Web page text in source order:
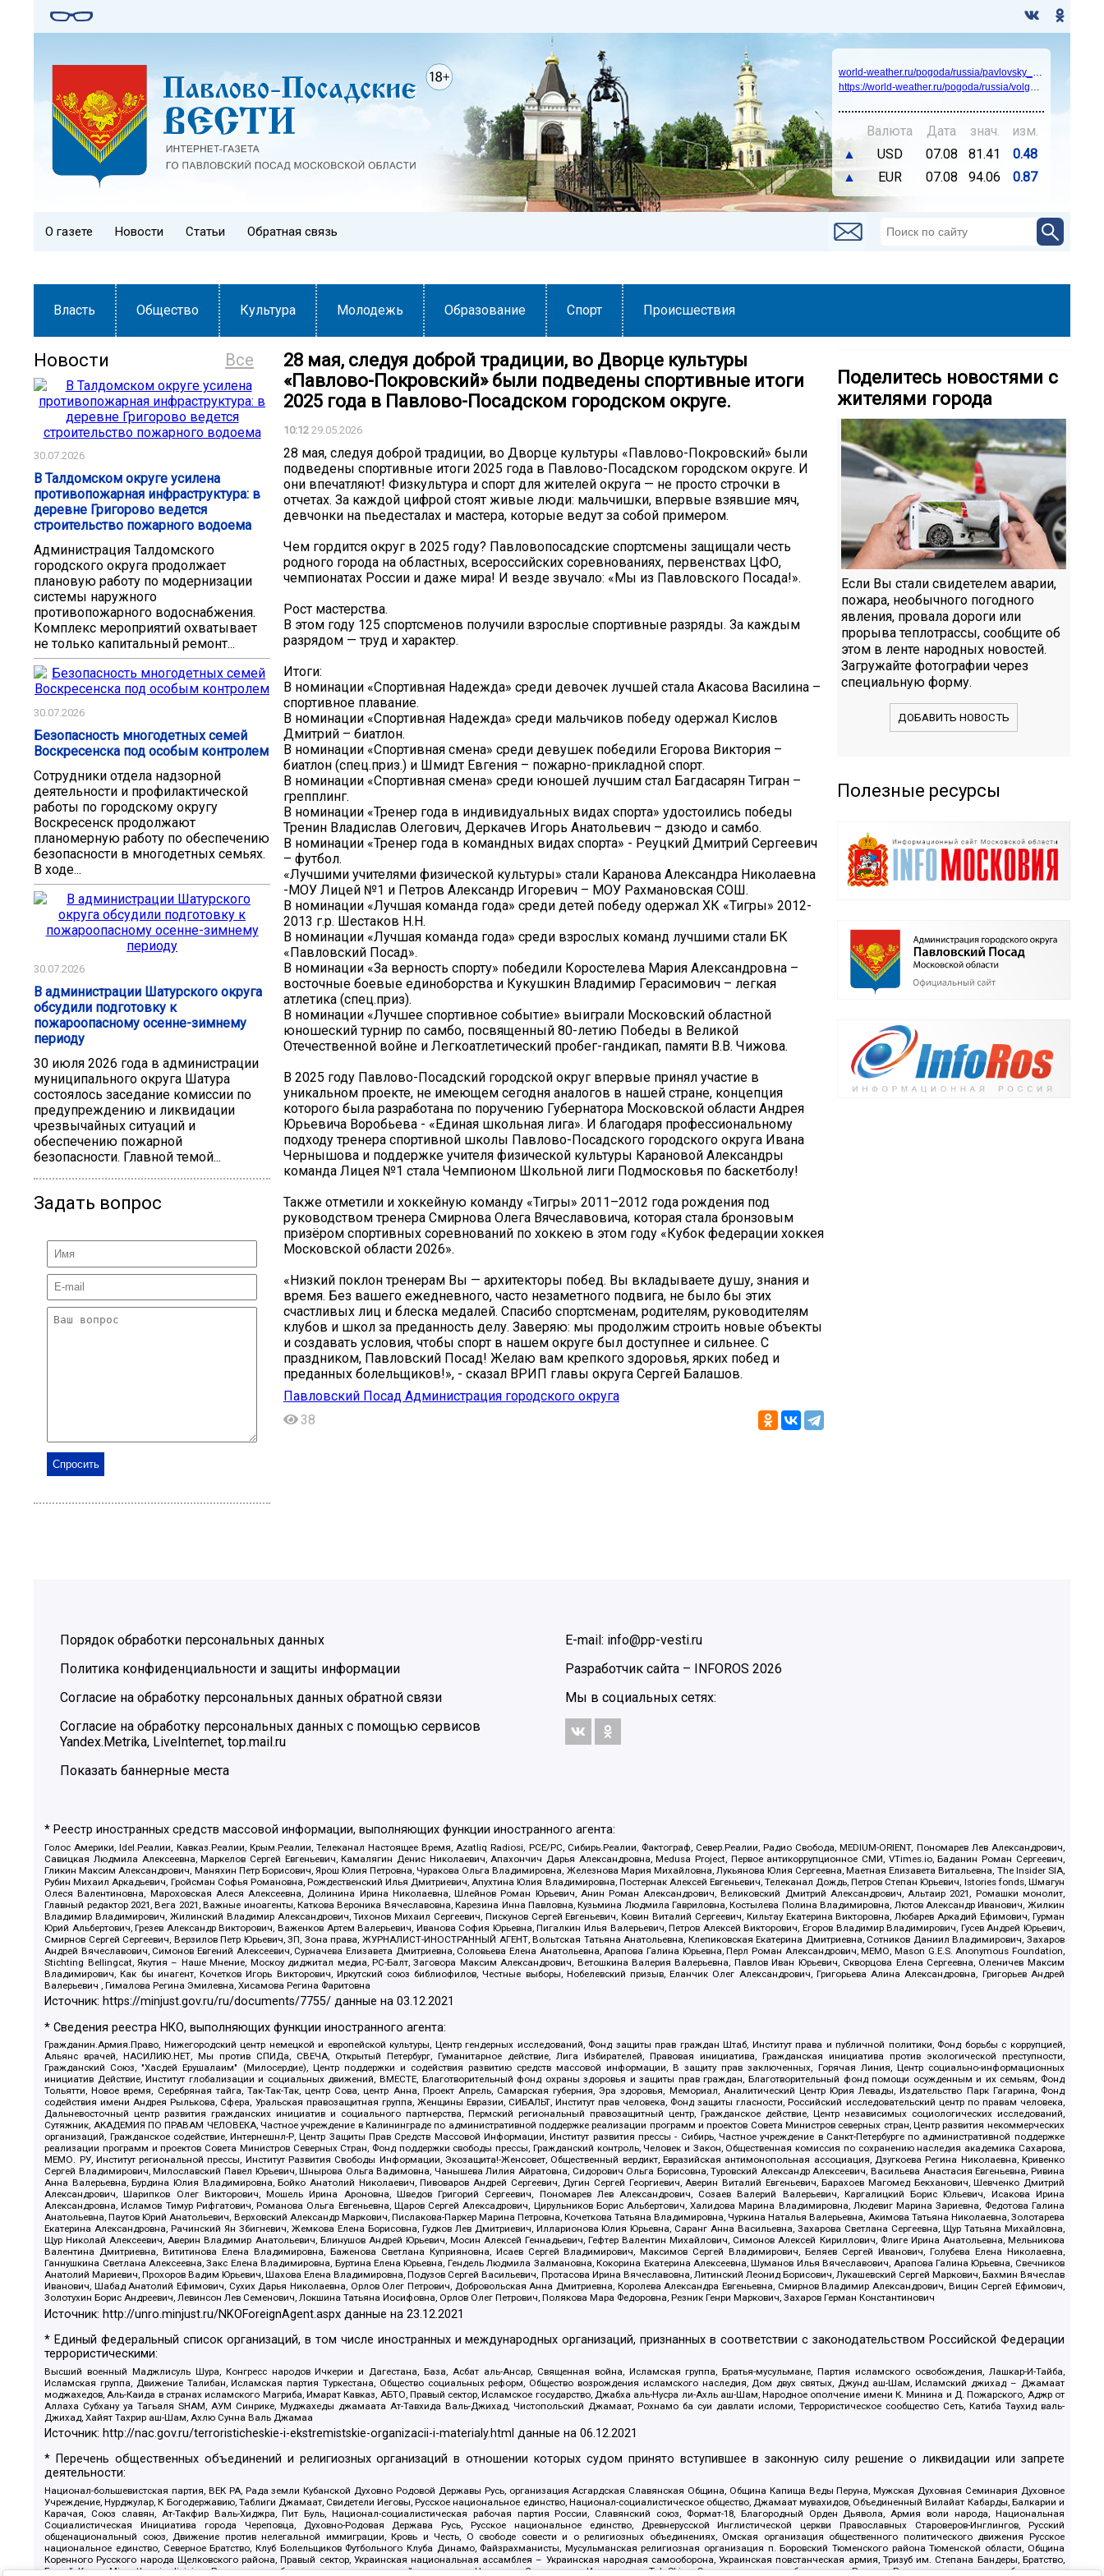
world-weather.ru/pogoda/russia/pavlovsky_posad/14days/
https://world-weather.ru/pogoda/russia/volgograd/
Валюта Дата знач.
изм.
▲
USD 07.08 81.41
0.48
▲
EUR 07.08 94.06 0.87
О газете Новости Статьи Обратная связь
Власть Общество Культура Молодежь Образование Спорт Происшествия
Все
Новости
30.07.2026
В Талдомском округе усилена
противопожарная инфраструктура: в
деревне Григорово ведется
строительство пожарного водоема
Администрация Талдомского
городского округа продолжает
плановую работу по модернизации
системы наружного
противопожарного водоснабжения.
Комплекс мероприятий охватывает
не только капитальный ремонт...
30.07.2026
Безопасность многодетных семей
Воскресенска под особым контролем
Сотрудники отдела надзорной
деятельности и профилактической
работы по городскому округу
Воскресенск продолжают
планомерную работу по обеспечению
безопасности в многодетных семьях.
В ходе...
30.07.2026
В администрации Шатурского округа
обсудили подготовку к
пожароопасному осенне-зимнему
периоду
30 июля 2026 года в администрации
муниципального округа Шатура
состоялось заседание комиссии по
предупреждению и ликвидации
чрезвычайных ситуаций и
обеспечению пожарной
безопасности. Главной темой...
Задать вопрос
28 мая, следуя доброй традиции, во Дворце культуры
«Павлово-Покровский» были подведены спортивные итоги
2025 года в Павлово-Посадском городском округе.
10:12 29.05.2026
28 мая, следуя доброй традиции, во Дворце культуры «Павлово-Покровский» были
подведены спортивные итоги 2025 года в Павлово-Посадском городском округе. И
они впечатляют! Физкультура и спорт для жителей округа — не просто строчки в
отчетах. За каждой цифрой стоят живые люди: мальчишки, впервые взявшие мяч,
девчонки на пьедесталах и мастера, которые ведут за собой примером.
Чем гордится округ в 2025 году? Павловопосадские спортсмены защищали честь
родного города на областных, всероссийских соревнованиях, первенствах ЦФО,
чемпионатах России и даже мира! И везде звучало: «Мы из Павловского Посада!».
Рост мастерства.
В этом году 125 спортсменов получили взрослые спортивные разряды. За каждым
разрядом — труд и характер.
Итоги:
В номинации «Спортивная Надежда» среди девочек лучшей стала Акасова Василина –
спортивное плавание.
В номинации «Спортивная Надежда» среди мальчиков победу одержал Кислов
Дмитрий – биатлон.
В номинации «Спортивная смена» среди девушек победили Егорова Виктория –
биатлон (спец.приз.) и Шмидт Евгения – пожарно-прикладной спорт.
В номинации «Спортивная смена» среди юношей лучшим стал Багдасарян Тигран –
грепплинг.
В номинации «Тренер года в индивидуальных видах спорта» удостоились победы
Тренин Владислав Олегович, Деркачев Игорь Анатольевич – дзюдо и самбо.
В номинации «Тренер года в командных видах спорта» - Реуцкий Дмитрий Сергеевич
– футбол.
«Лучшими учителями физической культуры» стали Каранова Александра Николаевна
-МОУ Лицей №1 и Петров Александр Игоревич – МОУ Рахмановская СОШ.
В номинации «Лучшая команда года» среди детей победу одержал ХК «Тигры» 2012-
2013 г.р. Шестаков Н.Н.
В номинации «Лучшая команда года» среди взрослых команд лучшими стали БК
«Павловский Посад».
В номинации «За верность спорту» победили Коростелева Мария Александровна –
восточные боевые единоборства и Кукушкин Владимир Герасимович – легкая
атлетика (спец.приз).
В номинации «Лучшее спортивное событие» выиграли Московский областной
юношеский турнир по самбо, посвященный 80-летию Победы в Великой
Отечественной войне и Легкоатлетический пробег-гандикап, памяти В.В. Чижова.
В 2025 году Павлово-Посадский городской округ впервые принял участие в
уникальном проекте, не имеющем сегодня аналогов в нашей стране, концепция
которого была разработана по поручению Губернатора Московской области Андрея
Юрьевича Воробьева - «Единая школьная лига». И благодаря профессиональному
подходу тренера спортивной школы Павлово-Посадского городского округа Ивана
Чернышова и поддержке учителя физической культуры Карановой Александры
команда Лицея №1 стала Чемпионом Школьной лиги Подмосковья по баскетболу!
Также отметили и хоккейную команду «Тигры» 2011–2012 года рождения под
руководством тренера Смирнова Олега Вячеславовича, которая стала бронзовым
призёром спортивных соревнований по хоккею в этом году «Кубок федерации хоккея
Московской области 2026».
«Низкий поклон тренерам Вы — архитекторы побед. Вы вкладываете душу, знания и
время. Без вашего ежедневного, часто незаметного подвига, не было бы этих
счастливых лиц и блеска медалей. Спасибо спортсменам, родителям, руководителям
клубов и школ за преданность делу. Заверяю: мы продолжим строить новые объекты
и создавать условия, чтобы спорт в нашем округе был доступнее и сильнее. С
праздником, Павловский Посад! Желаю вам крепкого здоровья, ярких побед и
преданных болельщиков!», - сказал ВРИП главы округа Сергей Балашов.
Павловский Посад Администрация городского округа
38
Поделитесь новостями с
жителями города
Если Вы стали свидетелем аварии,
пожара, необычного погодного
явления, провала дороги или
прорыва теплотрассы, сообщите об
этом в ленте народных новостей.
Загружайте фотографии через
специальную форму.
ДОБАВИТЬ НОВОСТЬ
Полезные ресурсы
Порядок обработки персональных данных
Политика конфиденциальности и защиты информации
Согласие на обработку персональных данных обратной связи
Согласие на обработку персональных данных с помощью сервисов
Yandex.Metrika, LiveInternet, top.mail.ru
Показать баннерные места
E-mail: info@pp-vesti.ru
Разработчик сайта –
INFOROS 2026
Мы в социальных сетях:
* Реестр иностранных средств массовой информации, выполняющих функции иностранного агента:
Голос Америки, Idel.Реалии, Кавказ.Реалии, Крым.Реалии, Телеканал Настоящее Время, Azatliq Radiosi, PCE/PC, Сибирь.Реалии, Фактограф, Север.Реалии, Радио Свобода, MEDIUM-ORIENT, Пономарев Лев Александрович,
Савицкая Людмила Алексеевна, Маркелов Сергей Евгеньевич, Камалягин Денис Николаевич, Апахончич Дарья Александровна, Medusa Project, Первое антикоррупционное СМИ, VTimes.io, Баданин Роман Сергеевич,
Гликин Максим Александрович, Маняхин Петр Борисович, Ярош Юлия Петровна, Чуракова Ольга Владимировна, Железнова Мария Михайловна, Лукьянова Юлия Сергеевна, Маетная Елизавета Витальевна, The Insider SIA,
Рубин Михаил Аркадьевич, Гройсман Софья Романовна, Рождественский Илья Дмитриевич, Апухтина Юлия Владимировна, Постернак Алексей Евгеньевич, Телеканал Дождь, Петров Степан Юрьевич, Istories fonds, Шмагун
Олеся Валентиновна, Мароховская Алеся Алексеевна, Долинина Ирина Николаевна, Шлейнов Роман Юрьевич, Анин Роман Александрович, Великовский Дмитрий Александрович, Альтаир 2021, Ромашки монолит,
Главный редактор 2021, Вега 2021, Важные иноагенты, Каткова Вероника Вячеславовна, Карезина Инна Павловна, Кузьмина Людмила Гавриловна, Костылева Полина Владимировна, Лютов Александр Иванович, Жилкин
Владимир Владимирович, Жилинский Владимир Александрович, Тихонов Михаил Сергеевич, Пискунов Сергей Евгеньевич, Ковин Виталий Сергеевич, Кильтау Екатерина Викторовна, Любарев Аркадий Ефимович, Гурман
Юрий Альбертович, Грезев Александр Викторович, Важенков Артем Валерьевич, Иванова София Юрьевна, Пигалкин Илья Валерьевич, Петров Алексей Викторович, Егоров Владимир Владимирович, Гусев Андрей Юрьевич,
Смирнов Сергей Сергеевич, Верзилов Петр Юрьевич, ЗП, Зона права, ЖУРНАЛИСТ-ИНОСТРАННЫЙ АГЕНТ, Вольтская Татьяна Анатольевна, Клепиковская Екатерина Дмитриевна, Сотников Даниил Владимирович, Захаров
Андрей Вячеславович, Симонов Евгений Алексеевич, Сурначева Елизавета Дмитриевна, Соловьева Елена Анатольевна, Арапова Галина Юрьевна, Перл Роман Александрович, МЕМО, Mason G.E.S. Anonymous Foundation,
Stichting Bellingcat, Якутия – Наше Мнение, Москоу диджитал медиа, РС-Балт, Заговора Максим Александрович, Ветошкина Валерия Валерьевна, Павлов Иван Юрьевич, Скворцова Елена Сергеевна, Оленичев Максим
Владимирович, Как бы инагент, Кочетков Игорь Викторович, Иркутский союз библиофилов, Честные выборы, Нобелевский призыв, Еланчик Олег Александрович, Григорьева Алина Александровна, Григорьев Андрей
Валерьевич , Гималова Регина Эмилевна, Хисамова Регина Фаритовна
Источник: https://minjust.gov.ru/ru/documents/7755/ данные на03.12.2021
* Сведения реестра НКО, выполняющих функции иностранного агента:
Гражданин.Армия.Право, Нижегородский центр немецкой и европейской культуры, Центр гендерных исследований, Фонд защиты прав граждан Штаб, Институт права и публичной политики, Фонд борьбы с коррупцией,
Альянс врачей, НАСИЛИЮ.НЕТ, Мы против СПИДа, СВЕЧА, Открытый Петербург, Гуманитарное действие, Лига Избирателей, Правовая инициатива, Гражданская инициатива против экологической преступности,
Гражданский Союз, "Хасдей Ерушалаим" (Милосердие), Центр поддержки и содействия развитию средств массовой информации, В защиту прав заключенных, Горячая Линия, Центр социально-информационных
инициатив Действие, Институт глобализации и социальных движений, ВМЕСТЕ, Благотворительный фонд охраны здоровья и защиты прав граждан, Благотворительный фонд помощи осужденным и их семьям, Фонд
Тольятти, Новое время, Серебряная тайга, Так-Так-Так, центр Сова, центр Анна, Проект Апрель, Самарская губерния, Эра здоровья, Мемориал, Аналитический Центр Юрия Левады, Издательство Парк Гагарина, Фонд
содействия имени Андрея Рылькова, Сфера, Уральская правозащитная группа, Женщины Евразии, СИБАЛЬТ, Институт прав человека, Фонд защиты гласности, Российский исследовательский центр по правам человека,
Дальневосточный центр развития гражданских инициатив и социального партнерства, Пермский региональный правозащитный центр, Гражданское действие, Центр независимых социологических исследований,
Сутяжник, АКАДЕМИЯ ПО ПРАВАМ ЧЕЛОВЕКА, Частное учреждение в Калининграде по административной поддержке реализации программ и проектов Совета Министров северных стран, Центр развития некоммерческих
организаций, Гражданское содействие, Интернешнл-Р, Центр Защиты Прав Средств Массовой Информации, Институт развития прессы - Сибирь, Частное учреждение в Санкт-Петербурге по административной поддержке
реализации программ и проектов Совета Министров Северных Стран, Фонд поддержки свободы прессы, Гражданский контроль, Человек и Закон, Общественная комиссия по сохранению наследия академика Сахарова,
МЕМО. РУ, Институт региональной прессы, Институт Развития Свободы Информации, Экозащита!-Женсовет, Общественный вердикт, Евразийская антимонопольная ассоциация, Дзугкоева Регина Николаевна, Кривенко
Сергей Владимирович, Милославский Павел Юрьевич, Шнырова Ольга Вадимовна, Чанышева Лилия Айратовна, Сидорович Ольга Борисовна, Туровский Александр Алексеевич, Васильева Анастасия Евгеньевна, Ривина
Анна Валерьевна, Бурдина Юлия Владимировна, Бойко Анатолий Николаевич, Пивоваров Андрей Сергеевич, Дугин Сергей Георгиевич, Аверин Виталий Евгеньевич, Барахоев Магомед Бекханович, Шевченко Дмитрий
Александрович, Шарипков Олег Викторович, Мошель Ирина Ароновна, Шведов Григорий Сергеевич, Пономарев Лев Александрович, Созаев Валерий Валерьевич, Каргалицкий Борис Юльевич, Исакова Ирина
Александровна, Исламов Тимур Рифгатович, Романова Ольга Евгеньевна, Щаров Сергей Алексадрович, Цирульников Борис Альбертович, Халидова Марина Владимировна, Людевиг Марина Зариевна, Федотова Галина
Анатольевна, Паутов Юрий Анатольевич, Верховский Александр Маркович, Пислакова-Паркер Марина Петровна, Кочеткова Татьяна Владимировна, Чуркина Наталья Валерьевна, Акимова Татьяна Николаевна, Золотарева
Екатерина Александровна, Рачинский Ян Збигневич, Жемкова Елена Борисовна, Гудков Лев Дмитриевич, Илларионова Юлия Юрьевна, Саранг Анна Васильевна, Захарова Светлана Сергеевна, Щур Татьяна Михайловна,
Щур Николай Алексеевич, Аверин Владимир Анатольевич, Блинушов Андрей Юрьевич, Мосин Алексей Геннадьевич, Гефтер Валентин Михайлович, Симонов Алексей Кириллович, Флиге Ирина Анатольевна, Мельникова
Валентина Дмитриевна, Вититинова Елена Владимировна, Баженова Светлана Куприяновна, Исаев Сергей Владимирович, Максимов Сергей Владимирович, Беляев Сергей Иванович, Голубева Елена Николаевна,
Ганнушкина Светлана Алексеевна, Закс Елена Владимировна, Буртина Елена Юрьевна, Гендель Людмила Залмановна, Кокорина Екатерина Алексеевна, Шуманов Илья Вячеславович, Арапова Галина Юрьевна, Свечников
Анатолий Мариевич, Прохоров Вадим Юрьевич, Шахова Елена Владимировна, Подузов Сергей Васильевич, Протасова Ирина Вячеславовна, Литинский Леонид Борисович, Лукашевский Сергей Маркович, Бахмин Вячеслав
Иванович, Шабад Анатолий Ефимович, Сухих Дарья Николаевна, Орлов Олег Петрович, Добровольская Анна Дмитриевна, Королева Александра Евгеньевна, Смирнов Владимир Александрович, Вицин Сергей Ефимович,
Золотухин Борис Андреевич, Левинсон Лев Семенович, Локшина Татьяна Иосифовна, Орлов Олег Петрович, Полякова Мара Федоровна, Резник Генри Маркович, Захаров Герман Константинович
Источник: http://unro.minjust.ru/NKOForeignAgent.aspx данные на23.12.2021
* Единый федеральный список организаций, в том числе иностранных и международных организаций, признанных в соответствии с законодательством Российской Федерации
террористическими:
Высший военный Маджлисуль Шура, Конгресс народов Ичкерии и Дагестана, База, Асбат аль-Ансар, Священная война, Исламская группа, Братья-мусульмане, Партия исламского освобождения, Лашкар-И-Тайба,
Исламская группа, Движение Талибан, Исламская партия Туркестана, Общество социальных реформ, Общество возрождения исламского наследия, Дом двух святых, Джунд аш-Шам, Исламский джихад – Джамаат
моджахедов, Аль-Каида в странах исламского Магриба, Имарат Кавказ, АБТО, Правый сектор, Исламское государство, Джабха аль-Нусра ли-Ахль аш-Шам, Народное ополчение имени К. Минина и Д. Пожарского, Аджр от
Аллаха Субхану уа Тагьаля SHAM, АУМ Синрике, Муджахеды джамаата Ат-Тавхида Валь-Джихад, Чистопольский Джамаат, Рохнамо ба суи давлати исломи, Террористическое сообщество Сеть, Катиба Таухид валь-
Джихад, Хайят Тахрир аш-Шам, Ахлю Сунна Валь Джамаа
Источник: http://nac.gov.ru/terroristicheskie-i-ekstremistskie-organizacii-i-materialy.html данные на06.12.2021
* Перечень общественных объединений и религиозных организаций в отношении которых судом принято вступившее в законную силу решение о ликвидации или запрете
деятельности:
Национал-большевистская партия, ВЕК РА, Рада земли Кубанской Духовно Родовой Державы Русь, организация Асгардская Славянская Община, Община Капища Веды Перуна, Мужская Духовная Семинария Духовное
Учреждение, Нурджулар, К Богодержавию, Таблиги Джамаат, Свидетели Иеговы, Русское национальное единство, Национал-социалистическое общество, Джамаат мувахидов, Объединенный Вилайат Кабарды, Балкарии и
Карачая, Союз славян, Ат-Такфир Валь-Хиджра, Пит Буль, Национал-социалистическая рабочая партия России, Славянский союз, Формат-18, Благородный Орден Дьявола, Армия воли народа, Национальная
Социалистическая Инициатива города Череповца, Духовно-Родовая Держава Русь, Русское национальное единство, Древнерусской Инглистической церкви Православных Староверов-Инглингов, Русский
общенациональный союз, Движение против нелегальной иммиграции, Кровь и Честь, О свободе совести и о религиозных объединениях, Омская организация общественного политического движения Русское
национальное единство, Северное Братство, Клуб Болельщиков Футбольного Клуба Динамо, Файзрахманисты, Мусульманская религиозная организация п. Боровский Тюменского района Тюменской области, Община
Коренного Русского народа Щелковского района, Правый сектор, Украинская национальная ассамблея – Украинская народная самооборона, Украинская повстанческая армия, Тризуб им. Степана Бандеры, Братство,
Белый Крест, Misanthropic division, Религиозное объединение последователей инглиизма, Народная Социальная Инициатива, TulaSkins, Этнополитическое объединение Русские, Русское национальное объединение